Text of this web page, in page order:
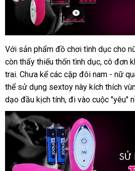
Dương
vật
giả
Aphrodisia
Vibe
chính
hãng
cao
cấp
tại
Chúng
Với sản phẩm đồ chơi tình dục cho
còn thấy thiếu thốn tình dụcÚc
, cô đơn
traitốt
nhất
. Chưa kểhàng
giả
các cặp đôi nam - nữ
thể sử dụng sextoy này kích thích
dạo đầu kịch tínhquà
tặng
, đi vào cuộc "yêu"